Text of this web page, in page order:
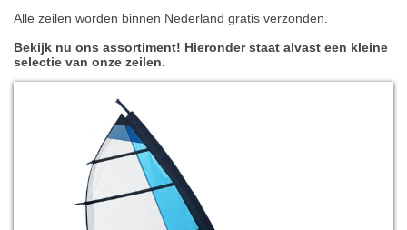
Alle zeilen worden binnen Nederland gratis verzonden.
Bekijk nu ons assortiment! Hieronder staat alvast een kleine
selectie van onze zeilen.